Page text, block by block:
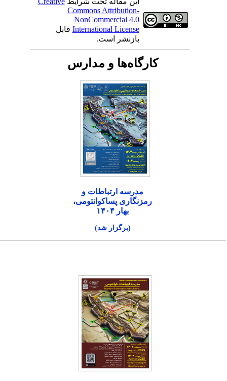
Commons Attribution-
NonCommercial 4.0
International Licenseقابل
بازنشر است.
کارگاه‌ها و مدارس
مدرسه ارتباطات و
رمزنگاری پساکوانتومی،
بهار ۱۴۰۴
(برگزار شد)